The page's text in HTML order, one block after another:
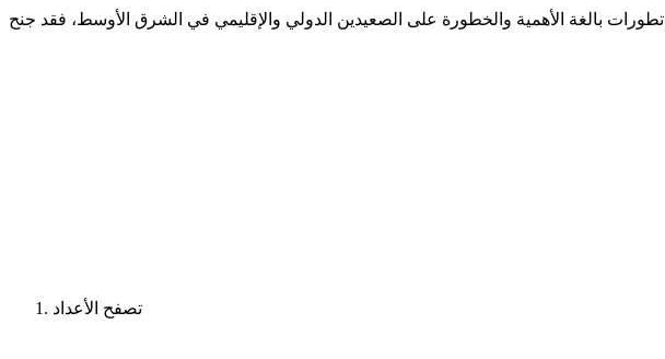
أ.د. كاظم هاشم نعمة صالحأستاذ العلاقات الدولية بعدة جامعات عربية وأوروبية ـ عراقي لقد شهد عام 2025 تطورات بالغة الأهمية والخطورة على الصعيدين الدولي والإقليمي في الشرق الأوسط، فقد جنح
تصفح الأعداد